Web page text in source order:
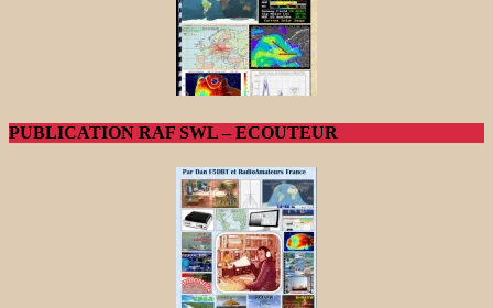
PUBLICATION RAF SWL – ECOUTEUR